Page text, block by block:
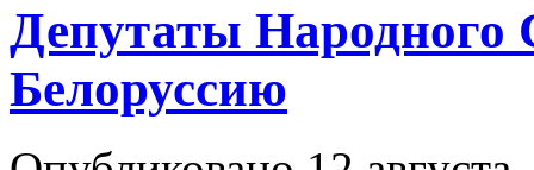
Депутаты Народного
Белоруссию